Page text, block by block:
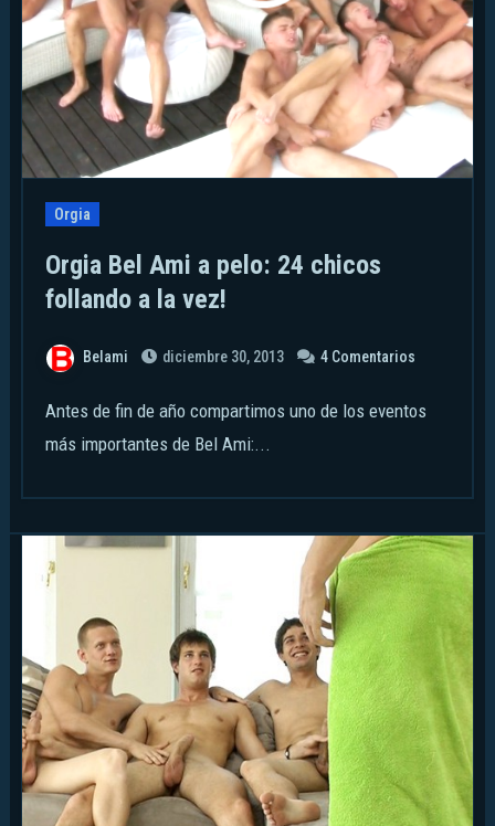
Orgia
Orgia Bel Ami a pelo: 24 chicos
follando a la vez!
Belami diciembre 30, 2013 4 Comentarios
Antes de fin de año compartimos uno de los eventos
más importantes de Bel Ami:...